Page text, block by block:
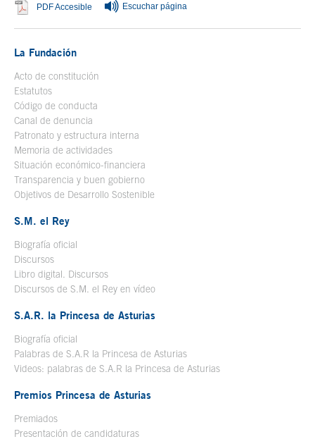
PDF Accesible Se abre en ventana nueva
Escuchar página
La Fundación
Acto de constitución
Estatutos
Código de conducta
Canal de denuncia
Patronato y estructura interna
Memoria de actividades
Situación económico-financiera
Transparencia y buen gobierno
Objetivos de Desarrollo Sostenible
S.M. el Rey
Biografía oficial
Discursos
Libro digital. Discursos
Discursos de S.M. el Rey en vídeo
S.A.R. la Princesa de Asturias
Biografía oficial
Palabras de S.A.R la Princesa de Asturias
Videos: palabras de S.A.R la Princesa de Asturias
Premios Princesa de Asturias
Premiados
Presentación de candidaturas